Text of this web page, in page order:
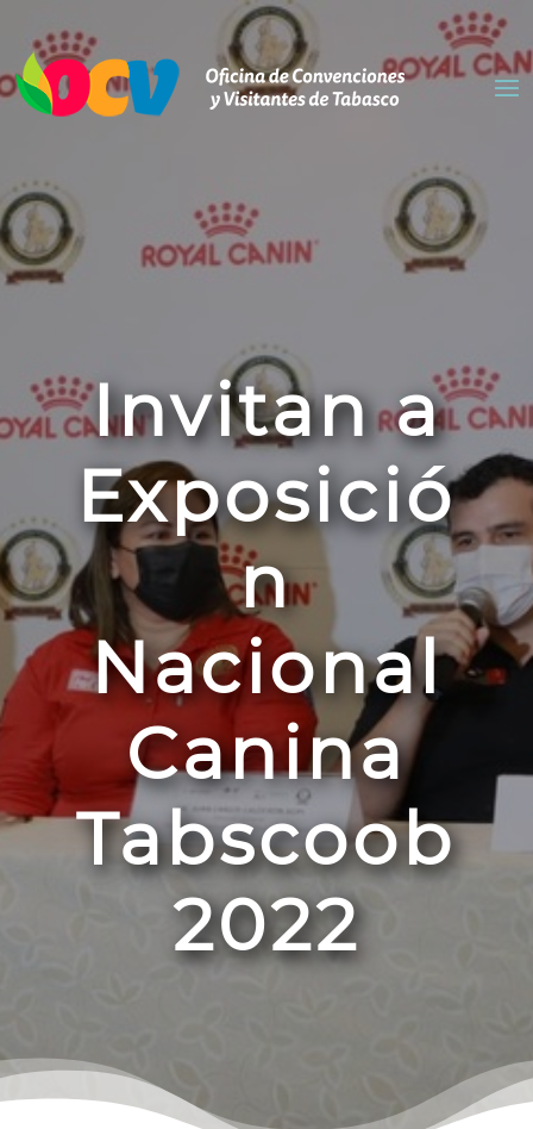
Invitan a
Exposició
n
Nacional
Canina
Tabscoob
2022